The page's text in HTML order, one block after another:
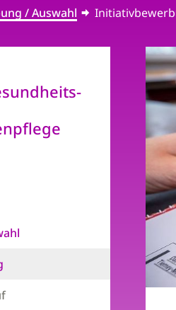
/ Auswahl